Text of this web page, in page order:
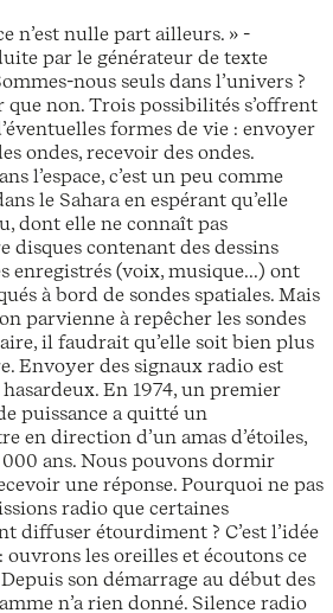
n’est nulle part ailleurs. » -
par le générateur de texte
nous seuls dans l’univers ?
non. Trois possibilités s’offrent
formes de vie : envoyer
ondes, recevoir des ondes.
l’espace, c’est un peu comme
le Sahara en espérant qu’elle
dont elle ne connaît pas
disques contenant des dessins
enregistrés (voix, musique...) ont
à bord de sondes spatiales. Mais
parvienne à repêcher les sondes
il faudrait qu’elle soit bien plus
Envoyer des signaux radio est
En 1974, un premier
puissance a quitté un
en direction d’un amas d’étoiles,
ans. Nous pouvons dormir
une réponse. Pourquoi ne pas
radio que certaines
diffuser étourdiment ? C’est l’idée
les oreilles et écoutons ce
son démarrage au début des
n’a rien donné. Silence radio